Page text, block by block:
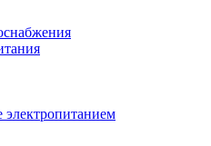
электропитанием